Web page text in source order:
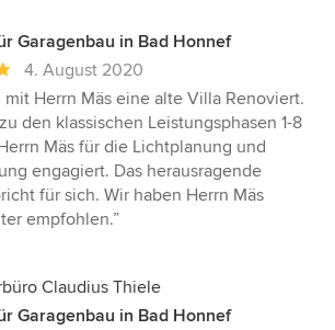
Garagenbau in Bad Honnef
4. August 2020
mit Herrn Mäs eine alte Villa Renoviert.
den klassischen Leistungsphasen 1-8
Mäs für die Lichtplanung und
engagiert. Das herausragende
für sich. Wir haben Herrn Mäs
empfohlen.”
Claudius Thiele
Garagenbau in Bad Honnef